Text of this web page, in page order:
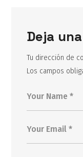
Deja
Tu dirección de
Los campos